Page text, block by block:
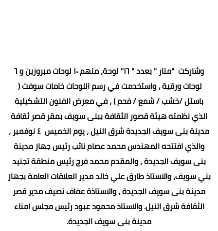
وشاركت "منار " بعدد " ١٦" لوحة، منهم ١٠ لوحات مبروزين و ٦
لوحات ورقية ، واستخدمت في رسم اللوحات خامات سوفت (
باستل /خشب / شمع / فحم ) ، في معرض الفنون التشكيلية
الذي نظمته هيئة قصور الثقافة ببنى سويف بمقر قصر ثقافة
مدينة بنى سويف الجديدة شرق النيل ، يوم الخميس ٤ نوفمبر ،
والذي افتتحه المهندس محمد عصام نائب رئيس جهاز مدينة
بنى سويف الجديدة ، والمقدم محمد فرج رئيس منطقة تجنيد
بني سويف، والاستاذ طارق علي خالد مدير العلاقات العامة بجهاز
مدينة بنى سويف الجديدة ، والاستاذة عفاف نصيف مدير قصر
الثقافة شرق النيل. والاستاذ محمود عبود رئيس مجلس امناء
مدينة بنى سويف الجديدة.